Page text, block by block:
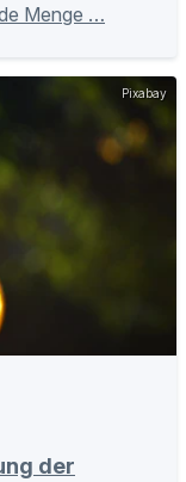
Menge …
Pixabay
der